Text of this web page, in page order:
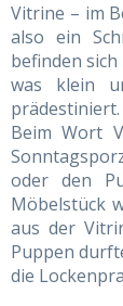
Vitrine – im
also ein
befinden
was klein
Beim Wort
oder den
Möbelstück
aus der
Puppen
die